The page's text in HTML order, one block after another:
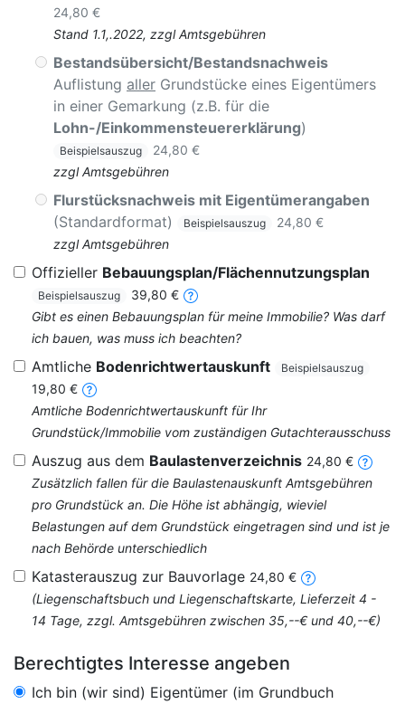
24,80 €
Stand 1.1,.2022, zzgl Amtsgebühren
Bestandsübersicht/Bestandsnachweis
Auflistung aller Grundstücke eines Eigentümers
in einer Gemarkung (z.B. für die
Lohn-/Einkommensteuererklärung)
Beispielsauszug
24,80 €
zzgl Amtsgebühren
Flurstücksnachweis mit Eigentümerangaben
(Standardformat)
Beispielsauszug
24,80 €
zzgl Amtsgebühren
Offizieller Bebauungsplan/Flächennutzungsplan
Beispielsauszug
39,80 €
Gibt es einen Bebauungsplan für meine Immobilie? Was darf
ich bauen, was muss ich beachten?
Amtliche Bodenrichtwertauskunft Beispielsauszug
19,80 €
Amtliche Bodenrichtwertauskunft für Ihr
Grundstück/Immobilie vom zuständigen Gutachterausschuss
Auszug aus dem Baulastenverzeichnis 24,80 €
Zusätzlich fallen für die Baulastenauskunft Amtsgebühren
pro Grundstück an. Die Höhe ist abhängig, wieviel
Belastungen auf dem Grundstück eingetragen sind und ist je
nach Behörde unterschiedlich
Katasterauszug zur Bauvorlage 24,80 €
(Liegenschaftsbuch und Liegenschaftskarte, Lieferzeit 4 -
14 Tage, zzgl. Amtsgebühren zwischen 35,--€ und 40,--€)
Berechtigtes Interesse angeben
Ich bin (wir sind) Eigentümer (im Grundbuch